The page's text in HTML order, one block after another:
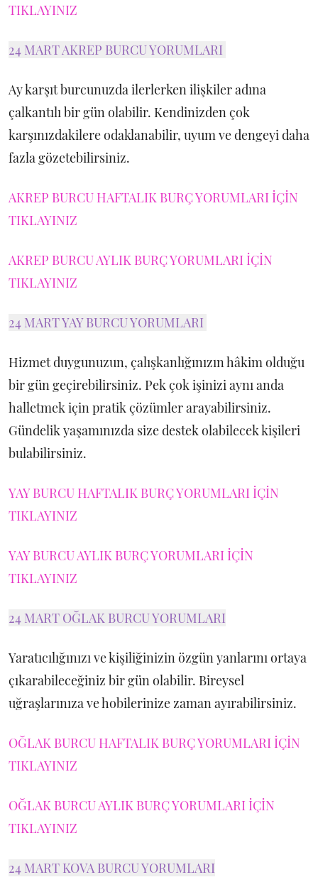
TIKLAYINIZ
24 MART AKREP BURCU YORUMLARI
Ay karşıt burcunuzda ilerlerken ilişkiler adına
çalkantılı bir gün olabilir. Kendinizden çok
karşınızdakilere odaklanabilir, uyum ve dengeyi daha
fazla gözetebilirsiniz.
AKREP BURCU HAFTALIK BURÇ YORUMLARI İÇİN
TIKLAYINIZ
AKREP BURCU AYLIK BURÇ YORUMLARI İÇİN
TIKLAYINIZ
24 MART YAY BURCU YORUMLARI
Hizmet duygunuzun, çalışkanlığınızın hâkim olduğu
bir gün geçirebilirsiniz. Pek çok işinizi aynı anda
halletmek için pratik çözümler arayabilirsiniz.
Gündelik yaşamınızda size destek olabilecek kişileri
bulabilirsiniz.
YAY BURCU HAFTALIK BURÇ YORUMLARI İÇİN
TIKLAYINIZ
YAY BURCU AYLIK BURÇ YORUMLARI İÇİN
TIKLAYINIZ
24 MART OĞLAK BURCU YORUMLARI
Yaratıcılığınızı ve kişiliğinizin özgün yanlarını ortaya
çıkarabileceğiniz bir gün olabilir. Bireysel
uğraşlarınıza ve hobilerinize zaman ayırabilirsiniz.
OĞLAK BURCU HAFTALIK BURÇ YORUMLARI İÇİN
TIKLAYINIZ
OĞLAK BURCU AYLIK BURÇ YORUMLARI İÇİN
TIKLAYINIZ
24 MART KOVA BURCU YORUMLARI